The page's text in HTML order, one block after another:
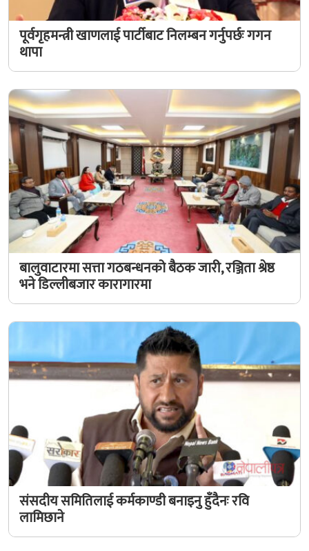
पूर्वगृहमन्त्री खाणलाई पार्टीबाट निलम्बन गर्नुपर्छः गगन
थापा
बालुवाटारमा सत्ता गठबन्धनको बैठक जारी, रञ्जिता श्रेष्ठ
भने डिल्लीबजार कारागारमा
संसदीय समितिलाई कर्मकाण्डी बनाइनु हुँदैनः रवि
लामिछाने